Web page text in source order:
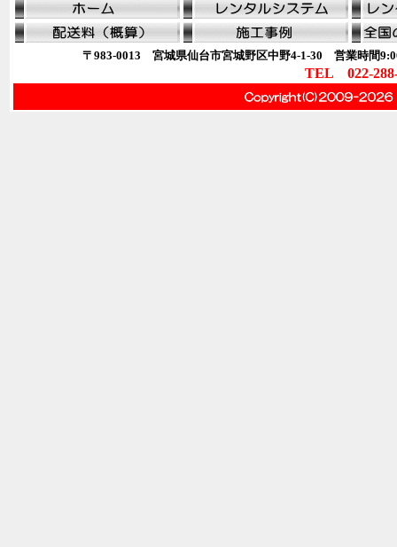
〒983-0013 宮城県仙台市宮城野区中野4-1-30 営業時間
TEL 022-